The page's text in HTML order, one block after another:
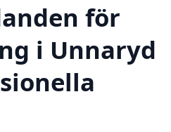
för
i Unnaryd